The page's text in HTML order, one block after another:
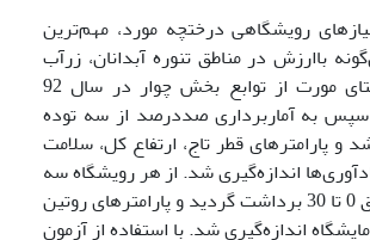
رویشگاهی درختچه مورد، مهم‌ترین
باارزش در مناطق تنوره آبدانان، زرآب
زرین‌آباد و روستای مورت از توابع بخش چوار در سال 92
به آماربرداری صددرصد از سه توده
و پارامترهای قطر تاج، ارتفاع کل، سلامت
اندازه‌گیری شد. از هر رویشگاه سه
نمونه خاک از عمق 0 تا 30 برداشت گردید و پارامترهای روتین
اندازه‌گیری شد. با استفاده از آزمون